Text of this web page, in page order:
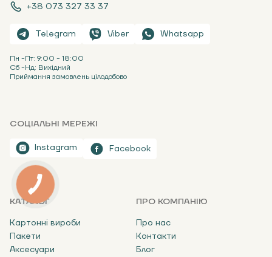
+38 073 327 33 37
Telegram Viber Whatsapp
Пн -Пт: 9:00 - 18:00
Сб -Нд: Вихідний
Приймання замовлень цілодобово
СОЦІАЛЬНІ МЕРЕЖІ
Instagram Facebook
КАТАЛОГ
Картонні вироби
Пакети
Аксесуари
ПРО КОМПАНІЮ
Про нас
Контакти
Блог